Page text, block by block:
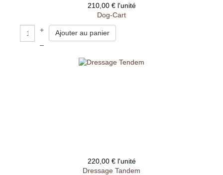
210,00 € l'unité
Dog-Cart
+
–
220,00 € l'unité
Dressage Tandem